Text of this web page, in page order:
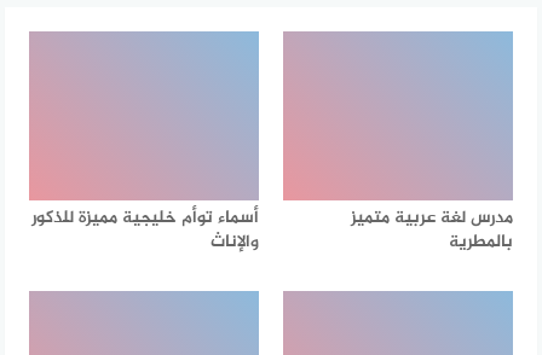
مدرس لغة عربية متميز
بالمطرية
أسماء توأم خليجية مميزة للذكور
والإناث